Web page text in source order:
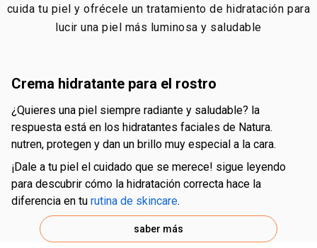
cuida tu piel y ofrécele un tratamiento de hidratación para
lucir una piel más luminosa y saludable
crema hidratante para el rostro
¿quieres una piel siempre radiante y saludable? la
respuesta está en los hidratantes faciales de Natura.
nutren, protegen y dan un brillo muy especial a la cara.
¡dale a tu piel el cuidado que se merece! sigue leyendo
para descubrir cómo la hidratación correcta hace la
diferencia en tu rutina de skincare.
saber más